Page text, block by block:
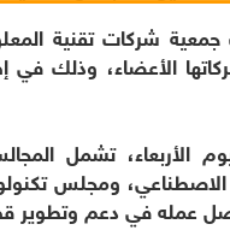
الأعضاء، وذلك في
الأربعاء، تشمل
الاصطناعي، ومجلس